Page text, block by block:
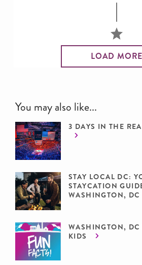
LOAD MORE
You may also like...
3 DAYS IN THE
STAY LOCAL DC:
STAYCATION
WASHINGTON, DC
WASHINGTON,
KIDS